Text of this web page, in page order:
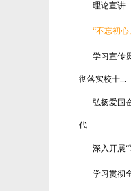
理论宣讲
“不忘初
学习宣传
彻落实校十...
弘扬爱国
代
深入开展
学习贯彻